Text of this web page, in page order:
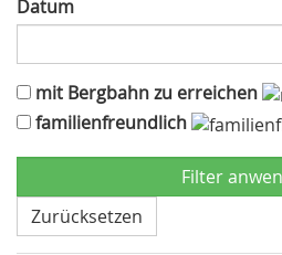
Datum
mit Bergbahn zu erreichen
familienfreundlich
Zurücksetzen